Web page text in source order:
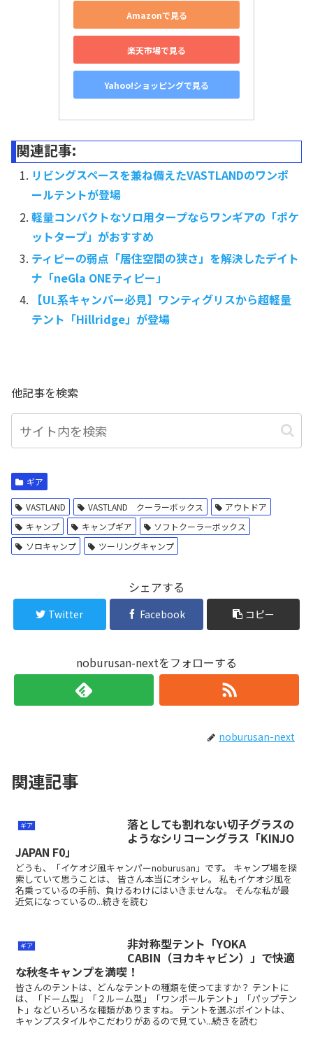
Amazonで見る
楽天市場で見る
Yahoo!ショッピングで見る
関連記事:
リビングスペースを兼ね備えたVASTLANDのワンポ
ールテントが登場
軽量コンパクトなソロ用タープならワンギアの「ポケ
ットタープ」がおすすめ
ティピーの弱点「居住空間の狭さ」を解決したデイト
ナ「neGla ONEティピー」
【UL系キャンパー必見】ワンティグリスから超軽量
テント「Hillridge」が登場
他記事を検索
ギア
VASTLAND VASTLAND クーラーボックス
アウトドア
キャンプ
キャンプギア
ソフトクーラーボックス
ソロキャンプ
ツーリングキャンプ
シェアする
Twitter Facebook コピー
noburusan-nextをフォローする
noburusan-next
関連記事
ギア
落としても割れない切子グラスの
ようなシリコーングラス「KINJO
JAPAN F0」
どうも、「イケオジ風キャンパーnoburusan」です。 キャンプ場を探
索していて思うことは、 皆さん本当にオシャレ。 私もイケオジ風を
名乗っているの手前、負けるわけにはいきませんな。 そんな私が最
近気になっているの...続きを読む
ギア
非対称型テント「YOKA
CABIN（ヨカキャビン）」で快適
な秋冬キャンプを満喫！
皆さんのテントは、どんなテントの種類を使ってますか？ テントに
は、「ドーム型」「２ルーム型」「ワンポールテント」「パップテン
ト」などいろいろな種類がありますね。 テントを選ぶポイントは、
キャンプスタイルやこだわりがあるので見てい...続きを読む